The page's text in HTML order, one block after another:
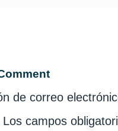
de correo
Los campos